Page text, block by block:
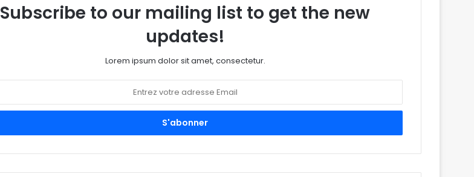
Subscribe to our mailing list to get the new
updates!
Lorem ipsum dolor sit amet, consectetur.